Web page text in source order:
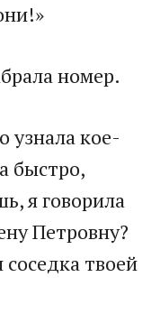
номер.
узнала кое-
быстро,
я говорила
Петровну?
соседка твоей